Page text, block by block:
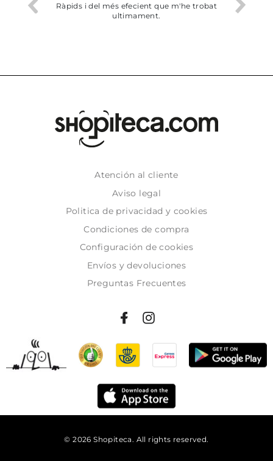
trobat
Bien pero soy de Vilafranca y no me ha
dejado recoger en tienda
Atención al cliente
Aviso legal
Politica de privacidad y cookies
Condiciones de compra
Configuración de cookies
Envíos y devoluciones
Preguntas Frecuentes
© 2026 Shopiteca. All rights reserved.